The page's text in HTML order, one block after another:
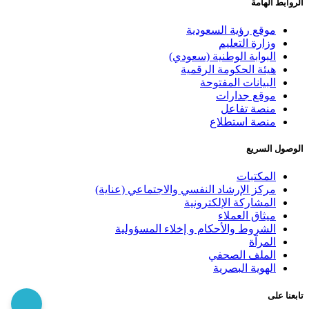
الروابط الهامة
موقع رؤية السعودية
وزارة التعليم
البوابة الوطنية (سعودي)
هيئة الحكومة الرقمية
البيانات المفتوحة
موقع جدارات
منصة تفاعل
منصة استطلاع
الوصول السريع
المكتبات
مركز الإرشاد النفسي والاجتماعي (عناية)
المشاركة الإلكترونية
ميثاق العملاء
الشروط والأحكام و إخلاء المسؤولية
المرآة
الملف الصحفي
الهوية البصرية
تابعنا على